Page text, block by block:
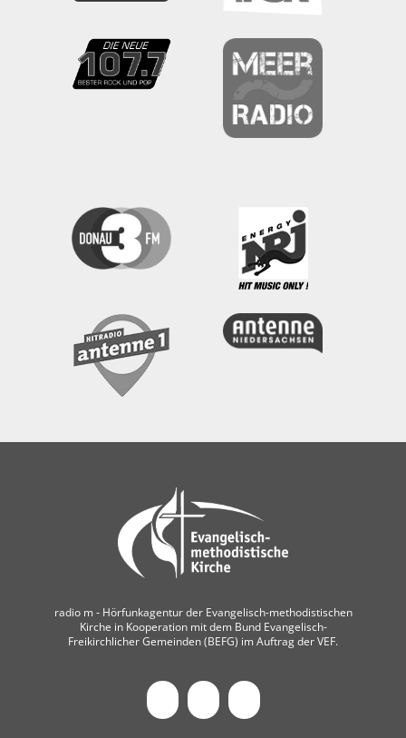
radio m ‐ Hörfunkagentur der Evangelisch-methodistischen
Kirche in Kooperation mit dem Bund Evangelisch-
Freikirchlicher Gemeinden (BEFG) im Auftrag der VEF.